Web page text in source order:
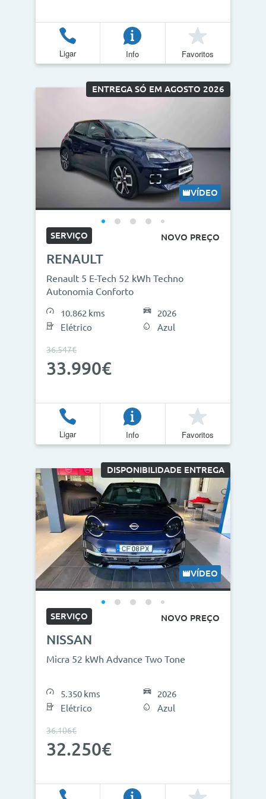
Ligar Info Favoritos
ENTREGA SÓ EM AGOSTO 2026
VÍDEO
SERVIÇO NOVO PREÇO
RENAULT
Renault 5 E-Tech 52 kWh Techno
Autonomia Conforto
10.862 kms
Elétrico
2026
Azul
36.547€
33.990€
Ligar Info Favoritos
DISPONIBILIDADE ENTREGA
VÍDEO
SERVIÇO NOVO PREÇO
NISSAN
Micra 52 kWh Advance Two Tone
5.350 kms
Elétrico
2026
Azul
36.106€
32.250€